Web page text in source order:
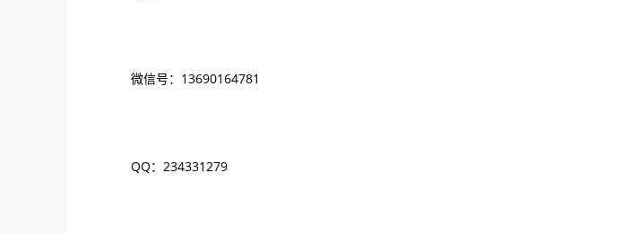
微信号：13690164781
QQ：234331279